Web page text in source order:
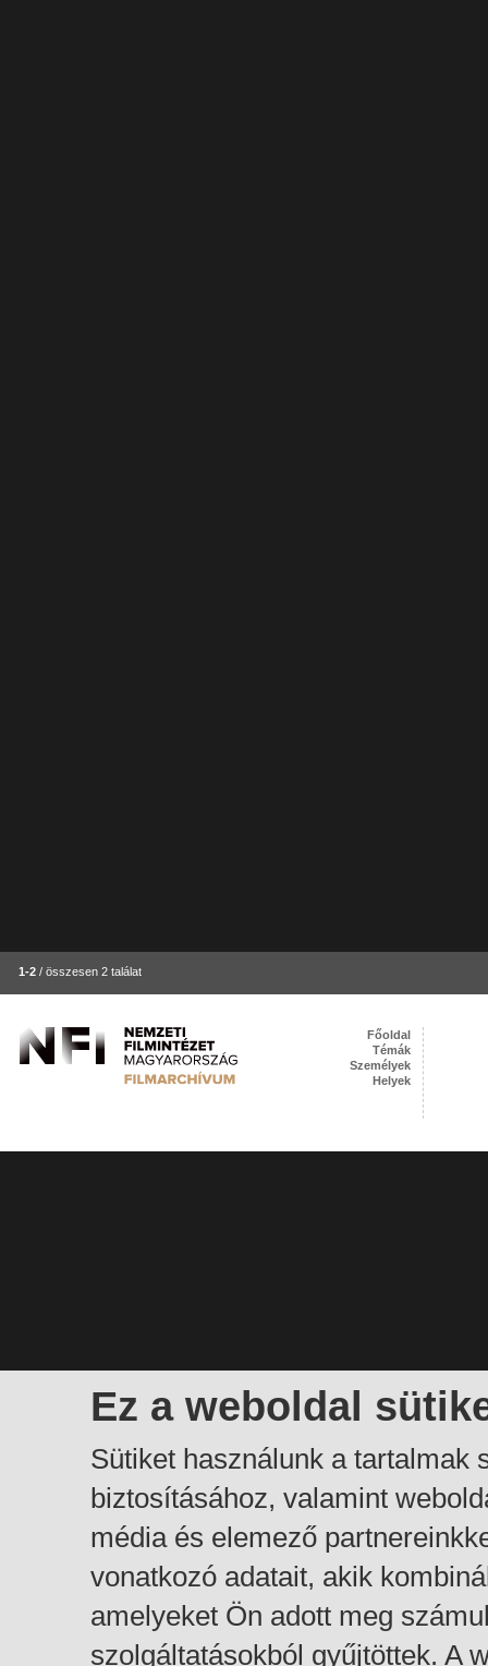
1-2 / összesen 2 találat
Ez a weboldal
Sütiket használunk a tartalmak
biztosításához, valamint
média és elemező
vonatkozó adatait, akik
amelyeket Ön adott meg
szolgáltatásokból gyűjtöttek. A
Főoldal
Témák
Személyek
Helyek